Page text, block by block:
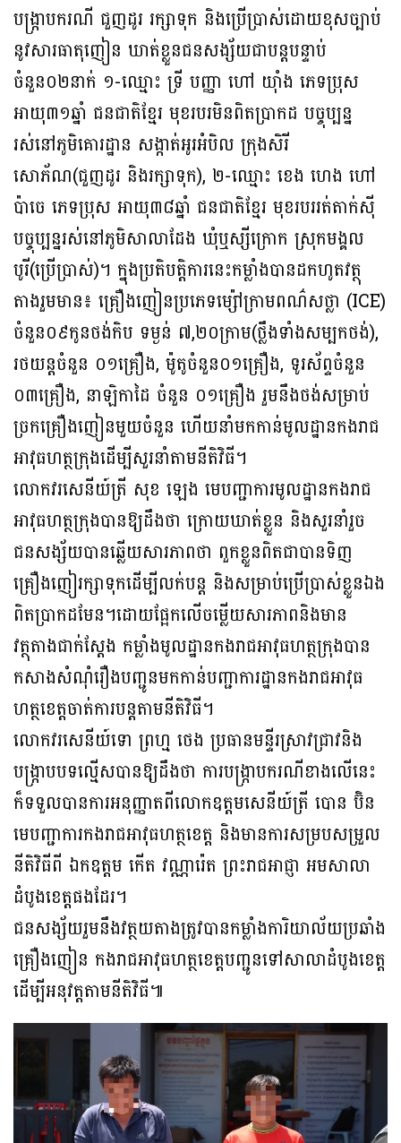
បង្រ្កាបករណី ជួញដូរ រក្សាទុក និងប្រើប្រាស់ដោយខុសច្បាប់
នូវសារធាតុញៀន ឃាត់ខ្លួនជនសង្ស័យជាបន្តបន្ទាប់
ចំនួន០២នាក់ ១-ឈ្មោះ ទ្រី បញ្ញា ហៅ យ៉ាំង ភេទប្រុស
អាយុ៣១ឆ្នាំ ជនជាតិខ្មែរ មុខរបរមិនពិតប្រាកដ បច្ចុប្បន្ន
រស់នៅភូមិគោរដ្ឋាន សង្កាត់អូរអំបិល ក្រុងសិរី
សោភ័ណ(ជួញដូរ និងរក្សាទុក), ២-ឈ្មោះ ខេង ហេង ហៅ
ប៉ាចេ ភេទប្រុស អាយុ៣៨ឆ្នាំ ជនជាតិខ្មែរ មុខរបររត់តាក់ស៊ី
បច្ចុប្បន្នរស់នៅភូមិសាលាដែង ឃុំឬស្សីក្រោក ស្រុកមង្គល
បូរី(ប្រើប្រាស់)។ ក្នុងប្រតិបត្តិការនេះកម្លាំងបានដកហូតវត្ថុ
តាងរួមមាន៖ គ្រឿងញៀនប្រភេទម្ស៉ៅក្រាមពណ៌សថ្លា (ICE)
ចំនួន០៩កូនថង់កិប ទម្ងន់ ៧,២០ក្រាម(ថ្លឹងទាំងសម្បកថង់),
រថយន្តចំនួន ០១គ្រឿង, ម៉ូតូចំនួន០១គ្រឿង, ទូរស័ព្ទចំនួន
០៣គ្រឿង, នាឡិកាដៃ ចំនួន ០១គ្រឿង រួមនឹងថង់សម្រាប់
ច្រកគ្រឿងញៀនមួយចំនួន ហើយនាំមកកាន់មូលដ្ឋានកងរាជ
អាវុធហត្ថក្រុងដើម្បីសួរនាំតាមនីតិវិធី។
លោកវរសេនីយ៍ត្រី សុខ ឡេង មេបញ្ជាការមូលដ្ឋានកងរាជ
អាវុធហត្ថក្រុងបានឱ្យដឹងថា ក្រោយឃាត់ខ្លួន និងសួរនាំរួច
ជនសង្ស័យបានឆ្លើយសារភាពថា ពួកខ្លួនពិតជាបានទិញ
គ្រឿងញៀរក្សាទុកដើម្បីលក់បន្ត និងសម្រាប់ប្រេីប្រាស់ខ្លួនឯង
ពិតប្រាកដមែន។ដោយផ្អែកលេីចម្លេីយសារភាពនិងមាន
វត្ថុតាងជាក់ស្តែង កម្លាំងមូលដ្ឋានកងរាជអាវុធហត្ថក្រុងបាន
កសាងសំណុំរឿងបញ្ជូនមកកាន់បញ្ជាការដ្ឋានកងរាជអាវុធ
ហត្ថខេត្តចាត់ការបន្តតាមនីតិវិធី។
លោកវរសេនីយ៍ទោ ព្រហ្ម ថេង ប្រធានមន្ទីរស្រាវជ្រាវនិង
បង្ក្រាបបទល្មេីសបានឱ្យដឹងថា ការបង្ក្រាបករណីខាងលើនេះ
ក៏ទទួលបានការអនុញ្ញាតពីលោកឧត្តមសេនីយ៍ត្រី បោន ប៊ិន
មេបញ្ជាការកងរាជអាវុធហត្ថខេត្ត និងមានការសម្របសម្រួល
នីតិវិធីពី ឯកឧត្តម កើត វណ្ណារ៉េត ព្រះរាជអាជ្ញា អមសាលា
ដំបូងខេត្តផងដែរ។
ជនសង្ស័យរួមនឹងវត្ថយតាងត្រូវបានកម្លាំងការិយាល័យប្រឆាំង
គ្រឿងញៀន កងរាជអាវុធហត្ថខេត្តបញ្ជូនទៅសាលាដំបូងខេត្ត
ដើម្បីអនុវត្តតាមនីតិវិធី៕